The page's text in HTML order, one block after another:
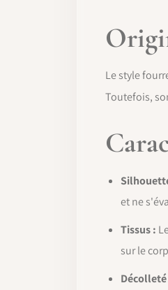
Le style
Toutefois,
et ne
Tissus :
sur le